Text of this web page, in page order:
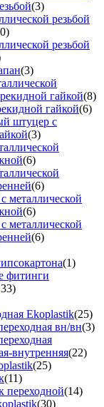
(3)
резьбой
резьбой
(3)
гайкой(8)
гайкой(6)
штуцер с
(3)
(6)
(6)
металлической
(6)
металлической
(6)
(1)
фитинги
Ekoplastik(25)
вн/вн(3)
внутренняя(22)
(25)
(11)
переходной(14)
(30)